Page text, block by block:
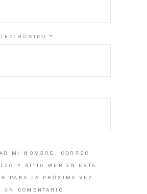
*
MI NOMBRE, CORREO
Y SITIO WEB EN ESTE
PARA LA PRÓXIMA VEZ
UN COMENTARIO.